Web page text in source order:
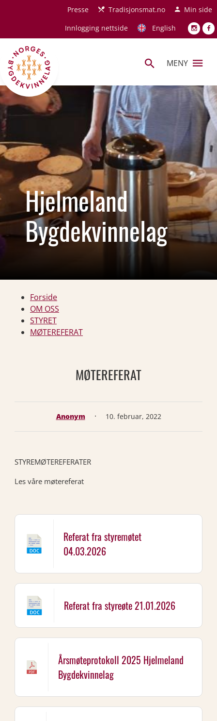
Hopp til hovedinnholdPresse Tradisjonsmat.no
Min side
Innlogging nettside
English
MENY
Hjelmeland
Bygdekvinnelag
Forside
OM OSS
STYRET
MØTEREFERAT
MØTEREFERAT
Anonym · 10. februar, 2022
STYREMØTEREFERATER
Les våre møtereferat
Referat fra styremøtet
04.03.2026
Referat fra styreøte 21.01.2026
Årsmøteprotokoll 2025 Hjelmeland
Bygdekvinnelag